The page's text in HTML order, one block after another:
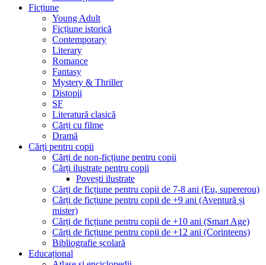
Ficțiune
Young Adult
Ficțiune istorică
Contemporary
Literary
Romance
Fantasy
Mystery & Thriller
Distopii
SF
Literatură clasică
Cărți cu filme
Dramă
Cărți pentru copii
Cărți de non-ficțiune pentru copii
Cărți ilustrate pentru copii
Povești ilustrate
Cărți de ficțiune pentru copii de 7-8 ani (Eu, supererou)
Cărți de ficțiune pentru copii de +9 ani (Aventură și
mister)
Cărți de ficțiune pentru copii de +10 ani (Smart Age)
Cărți de ficțiune pentru copii de +12 ani (Corinteens)
Bibliografie școlară
Educațional